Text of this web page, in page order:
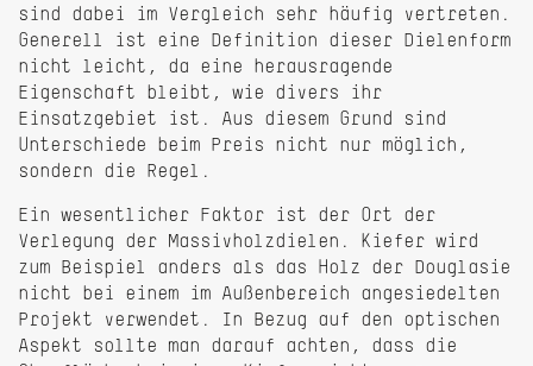
sind dabei im Vergleich sehr häufig vertreten.
Generell ist eine Definition dieser Dielenform
nicht leicht, da eine herausragende
Eigenschaft bleibt, wie divers ihr
Einsatzgebiet ist. Aus diesem Grund sind
Unterschiede beim Preis nicht nur möglich,
sondern die Regel.
Ein wesentlicher Faktor ist der Ort der
Verlegung der Massivholzdielen. Kiefer wird
zum Beispiel anders als das Holz der Douglasie
nicht bei einem im Außenbereich angesiedelten
Projekt verwendet. In Bezug auf den optischen
Aspekt sollte man darauf achten, dass die